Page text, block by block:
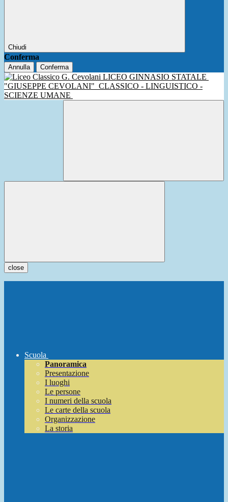
Chiudi
Conferma
Annulla Conferma
LICEO GINNASIO STATALE
"GIUSEPPE CEVOLANI" CLASSICO - LINGUISTICO -
SCIENZE UMANE
close
Scuola
Panoramica
Presentazione
I luoghi
Le persone
I numeri della scuola
Le carte della scuola
Organizzazione
La storia